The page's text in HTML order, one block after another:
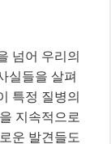
넘어 우리의
실들을 살펴
특정 질병의
지속적으로
운 발견들도